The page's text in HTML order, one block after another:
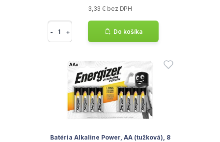
3,33 € bez DPH
- + Do košíka
Batéria Alkaline Power, AA (tužková), 8